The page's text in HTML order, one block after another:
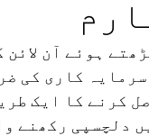
ہوئے آن
کاری کی
کرنے کا ایک